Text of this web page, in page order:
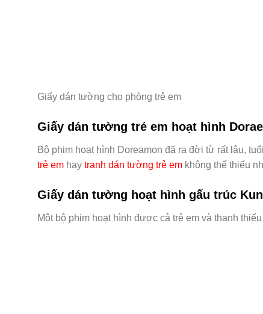
Giấy dán tường cho phòng trẻ em
Giấy dán tường trẻ em hoạt hình
Bộ phim hoạt hình Doreamon đã ra đời từ rất lâu,
trẻ em hay tranh dán tường trẻ em không thể thiếu
Giấy dán tường hoạt hình gấu trúc
Một bộ phim hoạt hình được cả trẻ em và thanh